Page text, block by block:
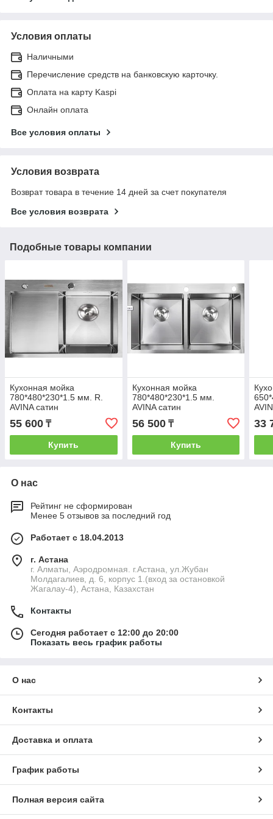
Условия оплаты
Наличными
Перечисление средств на банковскую карточку.
Оплата на карту Kaspi
Онлайн оплата
Все условия оплаты
Условия возврата
Возврат товара в течение 14 дней за счет покупателя
Все условия возврата
Подобные товары компании
Кухонная мойка
780*480*230*1.5 мм. R.
AVINA сатин
55 600 ₸
Купить
Кухонная мойка
780*480*230*1.5 мм.
AVINA сатин
56 500₸
Купить
33
О нас
Рейтинг не сформирован
Менее 5 отзывов за последний год
Работает с 18.04.2013
г. Астана
г. Алматы, Аэродромная. г.Астана, ул.Жубан
Молдагалиев, д. 6, корпус 1.(вход за остановкой
Жагалау-4), Астана, Казахстан
Контакты
Сегодня работает с 12:00 до 20:00
Показать весь график работы
О нас
Контакты
Доставка и оплата
График работы
Полная версия сайта